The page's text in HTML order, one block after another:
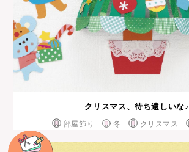
クリスマス、待ち遠しいな♪
部屋飾り 冬 クリスマス